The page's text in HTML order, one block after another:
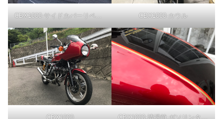
CBX1000-サイドカバーリペイント CBX1000-カウル
CBX1000 CBX1000-清掃前-ガソリンタンク